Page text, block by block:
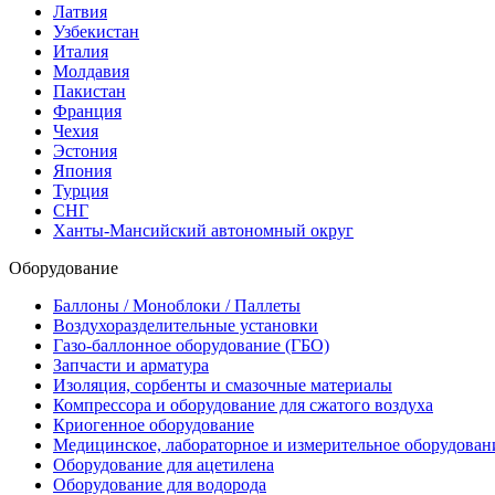
Латвия
Узбекистан
Италия
Молдавия
Пакистан
Франция
Чехия
Эстония
Япония
Турция
СНГ
Ханты-Мансийский автономный округ
Оборудование
Баллоны / Моноблоки / Паллеты
Воздухоразделительные установки
Газо-баллонное оборудование (ГБО)
Запчасти и арматура
Изоляция, сорбенты и смазочные материалы
Компрессора и оборудование для сжатого воздуха
Криогенное оборудование
Медицинское, лабораторное и измерительное
Оборудование для ацетилена
Оборудование для водорода